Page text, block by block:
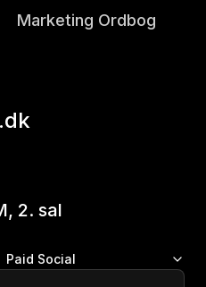
Marketing Ordbog
2. sal
Paid Social